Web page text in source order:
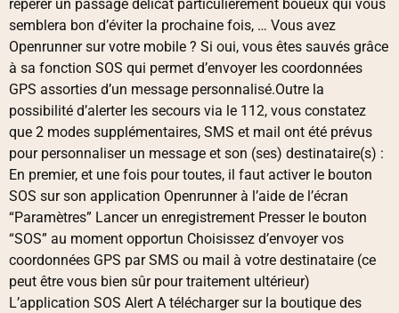
repérer un passage délicat particulièrement boueux qui vous
semblera bon d’éviter la prochaine fois, … Vous avez
Openrunner sur votre mobile ? Si oui, vous êtes sauvés grâce
à sa fonction SOS qui permet d’envoyer les coordonnées
GPS assorties d’un message personnalisé.Outre la
possibilité d’alerter les secours via le 112, vous constatez
que 2 modes supplémentaires, SMS et mail ont été prévus
pour personnaliser un message et son (ses) destinataire(s) :
En premier, et une fois pour toutes, il faut activer le bouton
SOS sur son application Openrunner à l’aide de l’écran
“Paramètres” Lancer un enregistrement Presser le bouton
“SOS” au moment opportun Choisissez d’envoyer vos
coordonnées GPS par SMS ou mail à votre destinataire (ce
peut être vous bien sûr pour traitement ultérieur)
L’application SOS Alert A télécharger sur la boutique des